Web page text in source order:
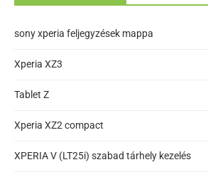
sony xperia feljegyzések mappa
Xperia XZ3
Tablet Z
Xperia XZ2 compact
XPERIA V (LT25i) szabad tárhely kezelés